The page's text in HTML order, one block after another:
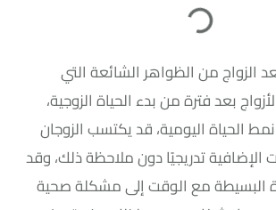
الزواج من الظواهر الشائعة التي
بعد فترة من بدء الحياة الزوجية،
الحياة اليومية، قد يكتسب الزوجان
الإضافية تدريجيًا دون ملاحظة ذلك، وقد
البسيطة مع الوقت إلى مشكلة صحية